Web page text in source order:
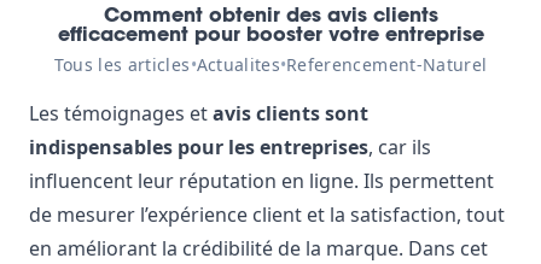
Comment obtenir des avis clients
efficacement pour booster votre entreprise
Tous les articles•Actualites•Referencement-Naturel
Les témoignages etavis clients sont
indispensables pour les entreprises, car ils
influencent leur réputation en ligne. Ils permettent
de mesurer l’expérience client et la satisfaction, tout
en améliorant la crédibilité de la marque. Dans cet